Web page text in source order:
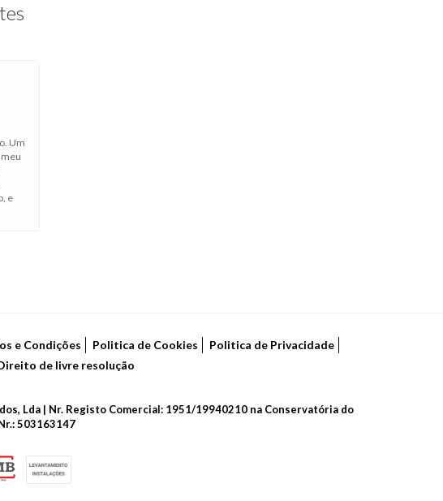
Um
e
e Condições Politica de Cookies
Politica de Privacidade
de livre resolução
Lda | Nr. Registo Comercial: 1951/19940210 na Conservatória do
503163147